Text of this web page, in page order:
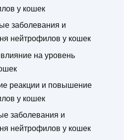
у кошек
заболевания и
нейтрофилов у кошек
на уровень
реакции и повышение
у кошек
заболевания и
нейтрофилов у кошек